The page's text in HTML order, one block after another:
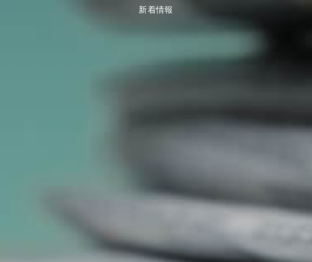
新着情報